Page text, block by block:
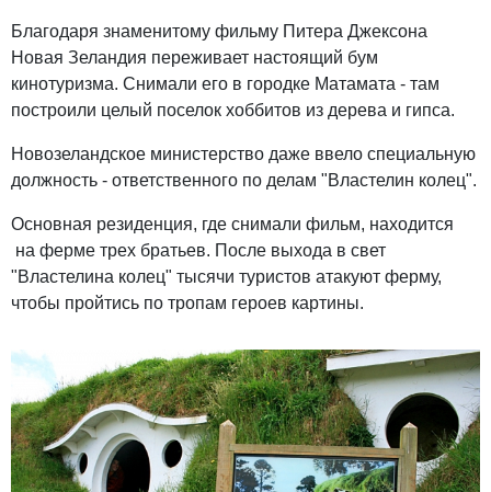
Благодаря знаменитому фильму Питера Джексона
Новая Зеландия переживает настоящий бум
кинотуризма. Снимали его в городке Матамата - там
построили целый поселок хоббитов из дерева и гипса.
Новозеландское министерство даже ввело специальную
должность - ответственного по делам "Властелин колец".
Основная резиденция, где снимали фильм, находится
на ферме трех братьев. После выхода в свет
"Властелина колец" тысячи туристов атакуют ферму,
чтобы пройтись по тропам героев картины.